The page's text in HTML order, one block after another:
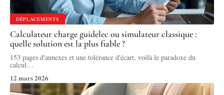
DÉPLACEMENTS
Calculateur charge guidelec ou simulateur classique :
quelle solution est la plus fiable ?
153 pages d'annexes et une tolérance d'écart, voilà le paradoxe du
calcul…
12 mars 2026